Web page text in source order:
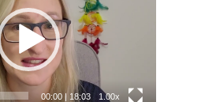
00:00| 18:03 1.00x